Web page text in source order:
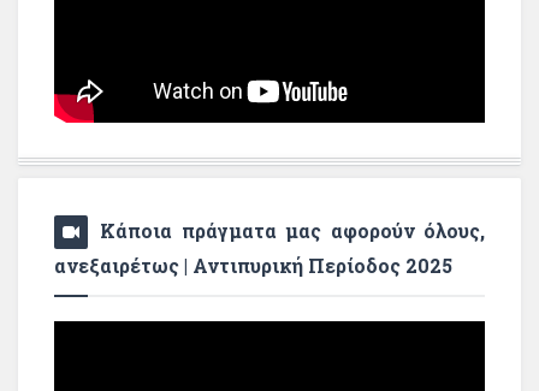
Κάποια πράγματα μας αφορούν όλους,
ανεξαιρέτως | Αντιπυρική Περίοδος 2025